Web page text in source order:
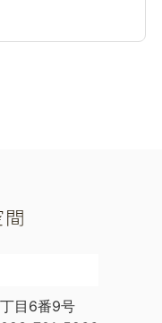
目6番9号